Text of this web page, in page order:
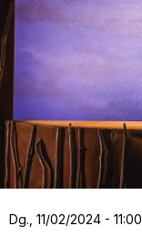
Dg., 11/02/2024 - 11:00